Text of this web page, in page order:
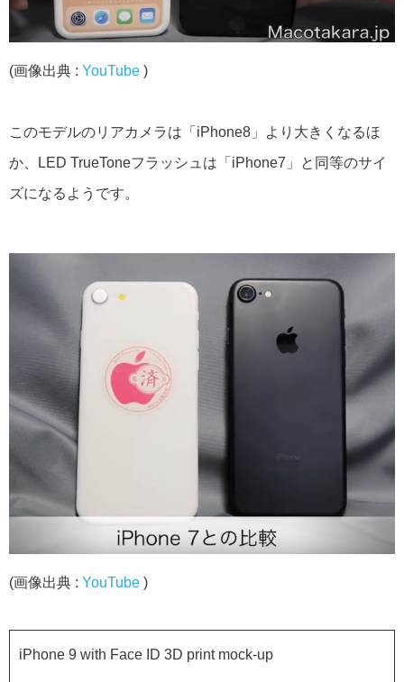
(画像出典 : YouTube )
このモデルのリアカメラは「iPhone8」より大きくなるほ
か、LED TrueToneフラッシュは「iPhone7」と同等のサイ
ズになるようです。
(画像出典 : YouTube )
iPhone 9 with Face ID 3D print mock-up